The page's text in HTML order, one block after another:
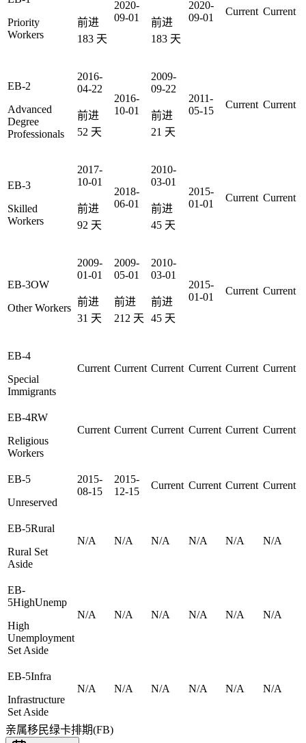
Priority
Workers
前进
183 天
2020-
09-01
前进
183 天
2020-
09-01
Current Current
EB-2
Advanced
Degree
Professionals
2016-
04-22
前进
52 天
2016-
10-01
2009-
09-22
前进
21 天
2011-
05-15
Current Current
EB-3
Skilled
Workers
2017-
10-01
前进
92 天
2018-
06-01
2010-
03-01
前进
45 天
2015-
01-01
Current Current
EB-3OW
Other Workers
2009-
01-01
前进
31 天
2009-
05-01
前进
212 天
2010-
03-01
前进
45 天
2015-
01-01
Current Current
EB-4
Special
Immigrants
Current Current Current Current Current Current
EB-4RW
Religious
Workers
Current Current Current Current Current Current
EB-5
Unreserved
2015-
08-15
2015-
12-15
Current Current Current Current
EB-5Rural
Rural Set
Aside
N/A N/A N/A N/A N/A N/A
EB-
5HighUnemp
High
Unemployment
Set Aside
N/A N/A N/A N/A N/A N/A
EB-5Infra
Infrastructure
Set Aside
N/A N/A N/A N/A N/A N/A
亲属移民绿卡排期(FB)